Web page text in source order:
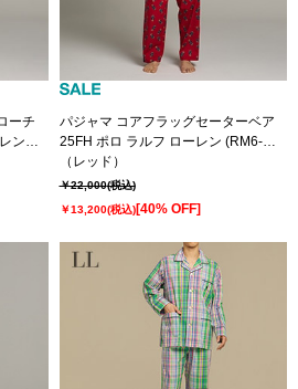
ーチ
ン
パジャマ コアフラッグセーターベア
25FH ポロ ラルフ ローレン (RM6-
B001）
（レッド）
￥22,000(税込)
￥13,200(税込)[40% OFF]